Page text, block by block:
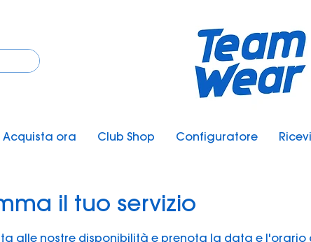
Acquista ora Club Shop Configuratore
il tuo servizio
alle nostre disponibilità e prenota la data e l'orario